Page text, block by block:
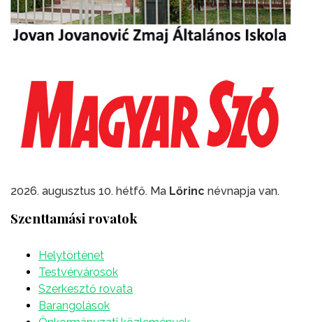
2026. augusztus 10. hétfő. Ma Lőrinc névnapja van.
Szenttamási rovatok
Helytörténet
Testvérvárosok
Szerkesztő rovata
Barangolások